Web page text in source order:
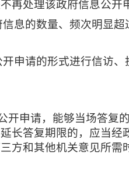
再处理该政府信息公开
息的数量、频次明显
申请的形式进行信访
开申请，能够当场答复
长答复期限的，应当
方和其他机关意见所需